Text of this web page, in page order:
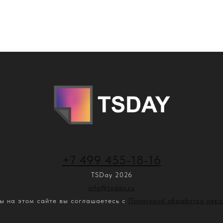
+7 499 455-18-16
TSDay 2026
info@tsday.ru
на этом сайте вы соглашаетесь с Политикой обработки